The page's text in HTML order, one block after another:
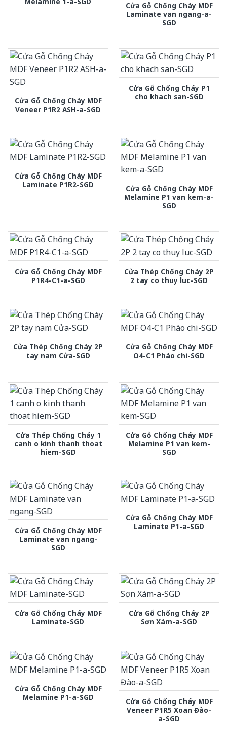
Cửa Gỗ Chống Cháy MDF
Laminate van ngang-a-
SGD
Cửa Gỗ Chống Cháy MDF
Veneer P1R2 ASH-a-SGD
Cửa Gỗ Chống Cháy P1
cho khach san-SGD
Cửa Gỗ Chống Cháy MDF
Laminate P1R2-SGD
Cửa Gỗ Chống Cháy MDF
Melamine P1 van kem-a-
SGD
Cửa Gỗ Chống Cháy MDF
P1R4-C1-a-SGD
Cửa Thép Chống Cháy 2P
2 tay co thuy luc-SGD
Cửa Thép Chống Cháy 2P
tay nam Cửa-SGD
Cửa Gỗ Chống Cháy MDF
O4-C1 Phào chi-SGD
Cửa Thép Chống Cháy 1
canh o kinh thanh thoat
hiem-SGD
Cửa Gỗ Chống Cháy MDF
Melamine P1 van kem-
SGD
Cửa Gỗ Chống Cháy MDF
Laminate van ngang-
SGD
Cửa Gỗ Chống Cháy MDF
Laminate P1-a-SGD
Cửa Gỗ Chống Cháy MDF
Laminate-SGD
Cửa Gỗ Chống Cháy 2P
Sơn Xám-a-SGD
Cửa Gỗ Chống Cháy MDF
Melamine P1-a-SGD
Cửa Gỗ Chống Cháy MDF
Veneer P1R5 Xoan Đào-
a-SGD